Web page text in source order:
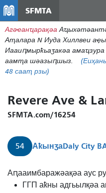
SFMTA
Агәҽанҵарақәа
Аҭалара N Иуда Хиллвеи аҿы
Иааиԥмырҟьаӡакәа
аамҭа шәазыԥшыз.
48 сааҭ рзы)
Revere Ave &
SFMTA.com/16254
54 АҟынӡаDaly City
Аԥааимбаражәақәа аус
ГГП аҟны адгьылқәа